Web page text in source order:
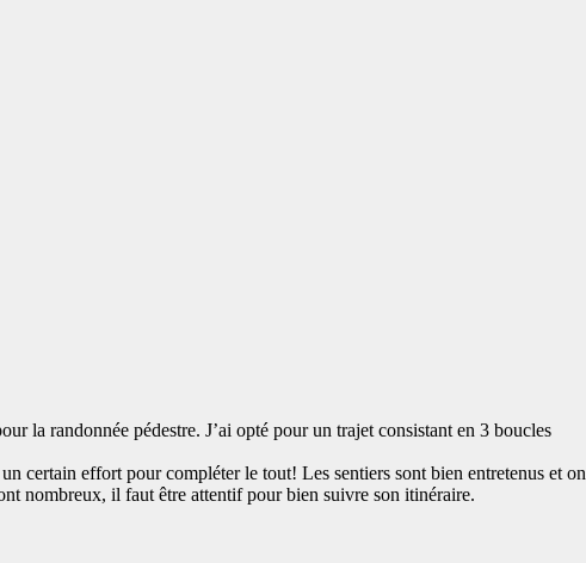
la randonnée pédestre. J’ai opté pour un trajet consistant en 3 boucles
certain effort pour compléter le tout! Les sentiers sont bien entretenus et on
nombreux, il faut être attentif pour bien suivre son itinéraire.